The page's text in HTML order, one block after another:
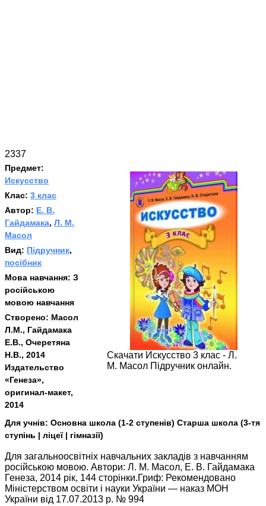
2337
Скачати Искусство 3 клас - Л.
М. Масол Підручник онлайн.
Предмет:
Искусство
Клас: 3 клас
Автор: Е. В.
Гайдамака, Л. М.
Масол
Вид: Підручник,
посібник
Мова навчання: З
російською
мовою навчання
Створено: Масол
Л.М., Гайдамака
Е.В., Очеретяна
Н.В., 2014
Издательство
«Генеза»,
оригинал-макет,
2014
Для учнів: Основна школа (1-2 ступенів) Старша школа (3-тя
ступінь | ліцеї | гімназії)
Для загальноосвітніх навчальних закладів з навчанням
російською мовою. Автори: Л. М. Масол, Е. В. Гайдамака
Генеза, 2014 рік, 144 сторінки.Гриф: Рекомендовано
Міністерством освіти і науки України — наказ МОН
України від 17.07.2013 р. № 994